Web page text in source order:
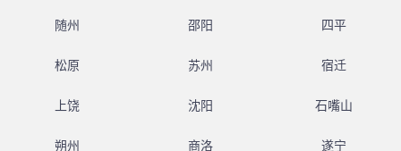
随州 邵阳 四平
松原 苏州 宿迁
上饶 沈阳 石嘴山
朔州 商洛 遂宁